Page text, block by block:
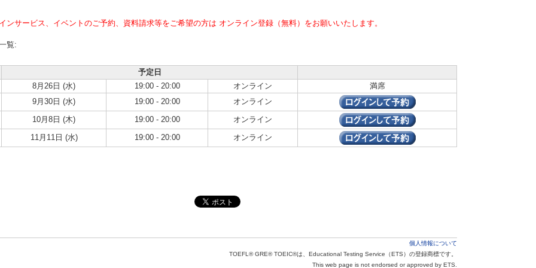
ンサービス、イベントのご予約、資料請求等をご希望の方は オンライン登録（無料）をお願いいたします。
覧:
予定日
8月26日 (水)
19:00 - 20:00 オンライン
満席
9月30日 (水)
19:00 - 20:00
オンライン
10月8日 (木)
19:00 - 20:00
オンライン
11月11日 (水)
19:00 - 20:00 オンライン
個人情報について
TOEFL® GRE® TOEIC®は、Educational Testing Service（ETS）の登録商標です。
This web page is not endorsed or approved by ETS.